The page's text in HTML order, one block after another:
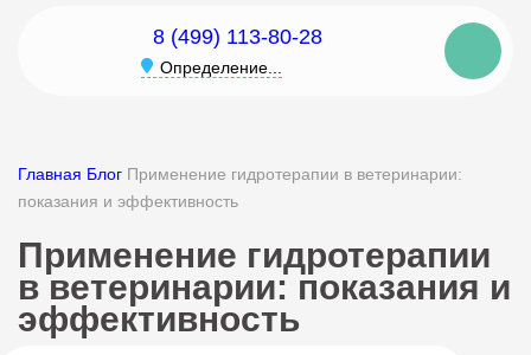
8 (499) 113-80-28
Определение...
Главная Блог Применение гидротерапии в ветеринарии:
показания и эффективность
Применение гидротерапии
в ветеринарии: показания и
эффективность